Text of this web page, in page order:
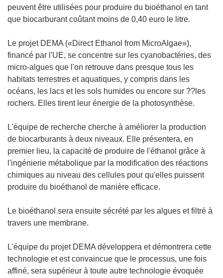
peuvent être utilisées pour produire du bioéthanol en tant
que biocarburant coûtant moins de 0,40 euro le litre.
Le projet DEMA («Direct Ethanol from MicroAlgae»),
financé par l'UE, se concentre sur les cyanobactéries, des
micro-algues que l'on retrouve dans presque tous les
habitats terrestres et aquatiques, y compris dans les
océans, les lacs et les sols humides ou encore sur ??les
rochers. Elles tirent leur énergie de la photosynthèse.
L'équipe de recherche cherche à améliorer la production
de biocarburants à deux niveaux. Elle présentera, en
premier lieu, la capacité de produire de l'éthanol grâce à
l'ingénierie métabolique par la modification des réactions
chimiques au niveau des cellules pour qu'elles puissent
produire du bioéthanol de manière efficace.
Le bioéthanol sera ensuite sécrété par les algues et filtré à
travers une membrane.
L'équipe du projet DEMA développera et démontrera cette
technologie et est convaincue que le processus, une fois
affiné, sera supérieur à toute autre technologie évoquée